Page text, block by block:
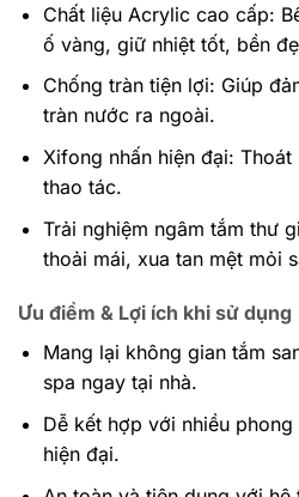
Chất liệu Acrylic cao cấp:
ố vàng, giữ nhiệt tốt, bền
Chống tràn tiện lợi: Giúp
tràn nước ra ngoài.
Xifong nhấn hiện đại:
thao tác.
Trải nghiệm ngâm tắm thư
thoải mái, xua tan mệt mỏi
Ưu điểm & Lợi ích khi sử dụng
Mang lại không gian tắm
spa ngay tại nhà.
Dễ kết hợp với nhiều
hiện đại.